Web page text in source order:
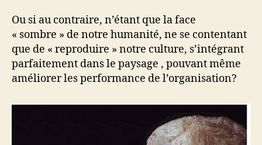
Ou si au contraire, n’étant que la face
« sombre » de notre humanité, ne se contentant
que de « reproduire » notre culture, s’intégrant
parfaitement dans le paysage , pouvant même
améliorer les performance de l’organisation?